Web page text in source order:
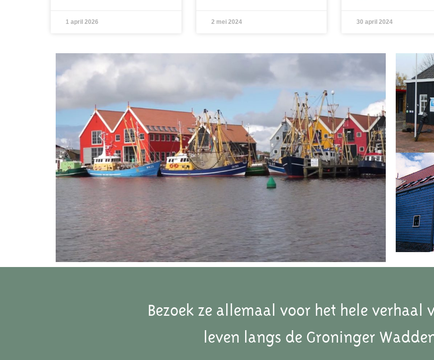
1 april 2026 2 mei 2024 30 april 2024
Bezoek ze allemaal voor het hele verhaal
leven langs de Groninger